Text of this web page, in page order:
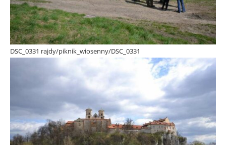
DSC_0331 rajdy/piknik_wiosenny/DSC_0331